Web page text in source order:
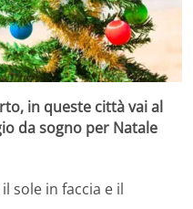
in queste città vai al
da sogno per Natale
sole in faccia e il